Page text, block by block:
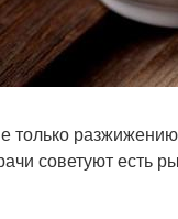
только
советуют есть